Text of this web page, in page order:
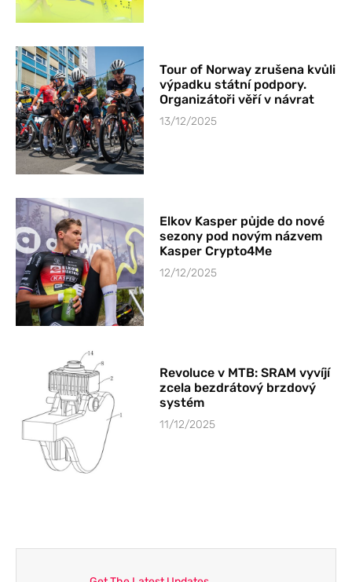
Tour of Norway zrušena kvůli
výpadku státní podpory.
Organizátoři věří v návrat
13/12/2025
Elkov Kasper půjde do nové
sezony pod novým názvem
Kasper Crypto4Me
12/12/2025
Revoluce v MTB: SRAM vyvíjí
zcela bezdrátový brzdový
systém
11/12/2025